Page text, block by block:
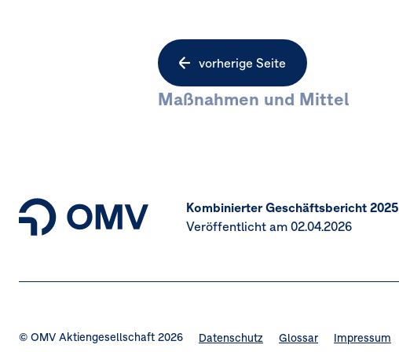
Seitennavigation
vorherige Seite
Maßnahmen und Mittel
Kombinierter Geschäftsbericht 2025
Veröffentlicht am 02.04.2026
© OMV Aktiengesellschaft 2026 Fußzeilennavigation
Datenschutz Glossar Impressum